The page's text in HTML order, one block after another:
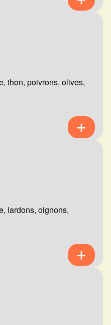
thon, poivrons, olives,
lardons, oignons,